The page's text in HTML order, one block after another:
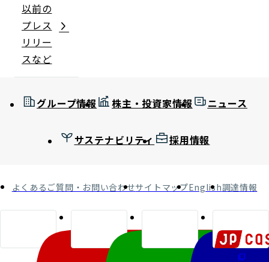
以前の
プレス
リリー
スなど
グループ情報 株主・投資家情報 ニュース
サステナビリティ 採用情報
よくあるご質問・お問い合わせサイトマップEnglish調達情報